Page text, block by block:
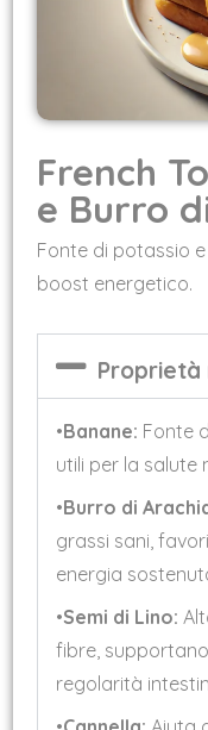
French
e Burro
Fonte di potassio
boost energetico.
Proprietà
•Banane: Fonte
utili per la salute
•Burro di
grassi sani,
energia
•Semi di Lino:
fibre,
regolarità